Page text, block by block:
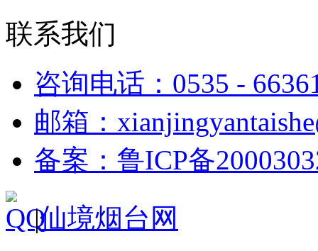
联系我们
咨询电话：0535 -
邮箱：
备案：鲁ICP备
|仙境烟台网